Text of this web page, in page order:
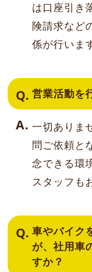
は口座引き
険請求など
係が行いま
営業活動を
一切ありま
問ご依頼と
念できる環
スタッフも
車やバイク
が、社用車
すか？